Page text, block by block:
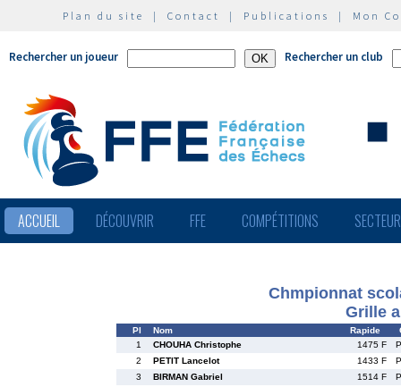
Plan du site | Contact | Publications | Mon
Rechercher un joueur Rechercher un club
ACCUEIL DÉCOUVRIR FFE COMPÉTITIONS
Chmpionnat
Grille
Pl Nom Rapide
1
CHOUHA Christophe 1475 F
2
PETIT Lancelot 1433 F
3
BIRMAN Gabriel 1514 F